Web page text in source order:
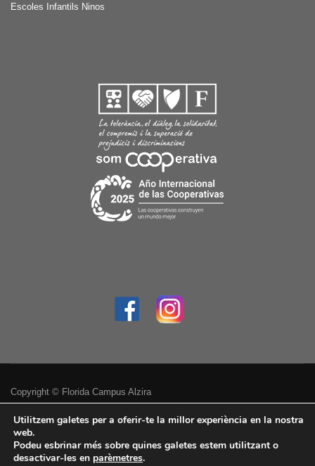
Escoles Infantils Ninos
Copyright © Florida Campus Alzira
Política de privacitat
Avís legal
Utilitzem galetes per a oferir-te la millor experiència en la nostra
web.
Podeu esbrinar més sobre quines galetes estem utilitzant o
desactivar-les en parèmetres.